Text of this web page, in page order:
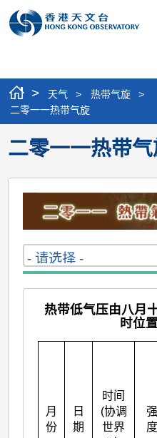
> 天气 > 热带气旋
>
二零一一热带气旋
二零一一热带
热带低气压由八月
时位
月
份
日
期
时间
(协调
世界
强
度